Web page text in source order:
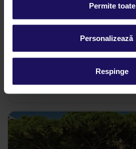
Permite toate
Personalizează
Respinge
06.09.2026 - 12.09.2026 (6 nopți)
Mic dejun
Wi-Fi gratuit în întregul hotel